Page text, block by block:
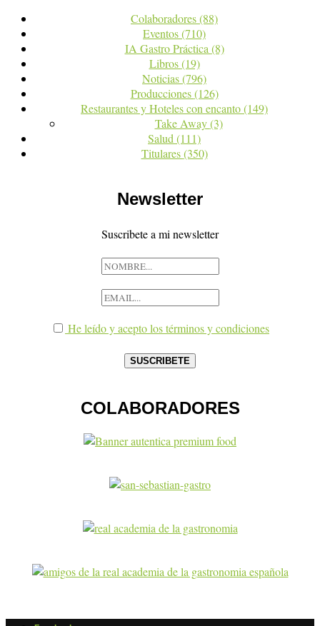
Colaboradores(88)
Eventos(710)
IA Gastro Práctica (8)
Libros(19)
Noticias(796)
Producciones(126)
Restaurantes y Hoteles con encanto(149)
Take Away(3)
Salud (111)
Titulares(350)
Newsletter
Suscribete a mi newsletter
He leído y acepto los términos y condiciones
COLABORADORES